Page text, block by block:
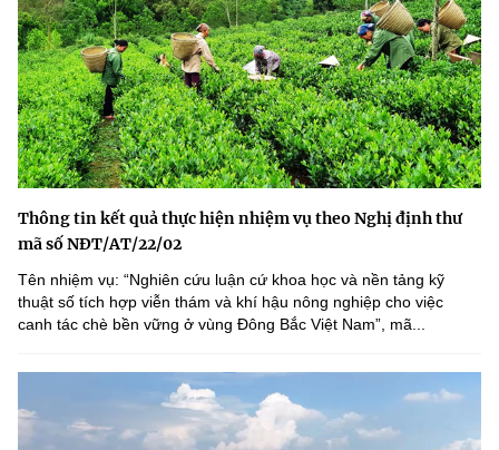
Thông tin kết quả thực hiện nhiệm vụ theo Nghị định thư
mã số NĐT/AT/22/02
Tên nhiệm vụ: “Nghiên cứu luận cứ khoa học và nền tảng kỹ
thuật số tích hợp viễn thám và khí hậu nông nghiệp cho việc
canh tác chè bền vững ở vùng Đông Bắc Việt Nam”, mã...